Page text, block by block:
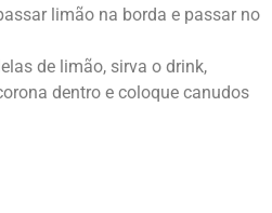
limão na borda e passar no
de limão, sirva o drink,
dentro e coloque canudos